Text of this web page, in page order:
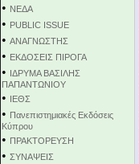
• NEΔΑ
• PUBLIC ISSUE
• ΑΝΑΓΝΩΣΤΗΣ
• ΕΚΔΟΣΕΙΣ ΠΙΡΟΓΑ
• ΙΔΡΥΜΑ ΒΑΣΙΛΗΣ
ΠΑΠΑΝΤΩΝΙΟΥ
• ΙΕΘΣ
• Πανεπιστημιακές Εκδόσεις
Κύπρου
• ΠΡΑΚΤΟΡΕΥΣΗ
• ΣΥΝΑΨΕΙΣ